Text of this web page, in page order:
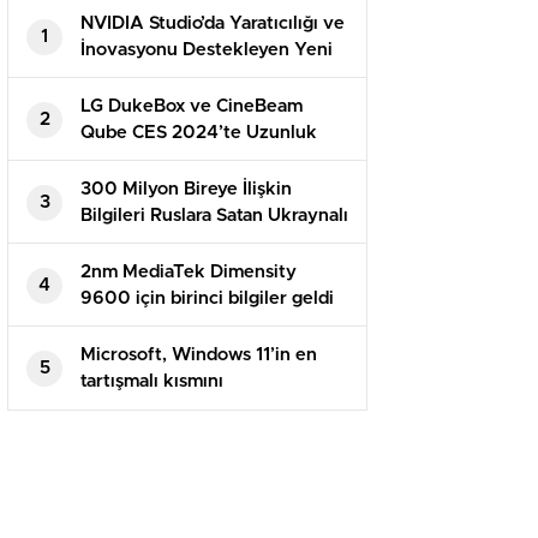
1
NVIDIA Studio’da Yaratıcılığı ve
İnovasyonu Destekleyen Yeni
Uygulamalar
2
LG DukeBox ve CineBeam
Qube CES 2024’te Uzunluk
Gösterecek
3
300 Milyon Bireye İlişkin
Bilgileri Ruslara Satan Ukraynalı
Hacker Tutuklandı
4
2nm MediaTek Dimensity
9600 için birinci bilgiler geldi
5
Microsoft, Windows 11’in en
tartışmalı kısmını
sessizleştiriyor